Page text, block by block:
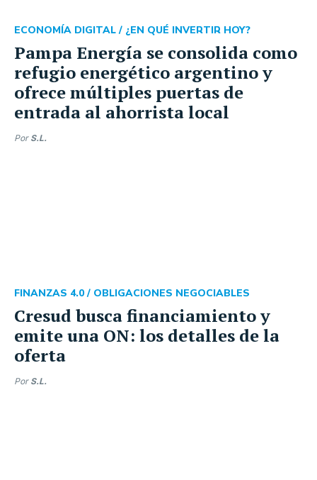
Pampa Energía se consolida como
refugio energético argentino y
ofrece múltiples puertas de
entrada al ahorrista local
ECONOMÍA DIGITAL / ¿EN QUÉ INVERTIR HOY?
Por S.L.
Cresud busca financiamiento y
emite una ON: los detalles de la
oferta
FINANZAS 4.0 / OBLIGACIONES NEGOCIABLES
Por S.L.